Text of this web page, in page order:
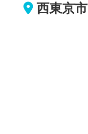
西東京市